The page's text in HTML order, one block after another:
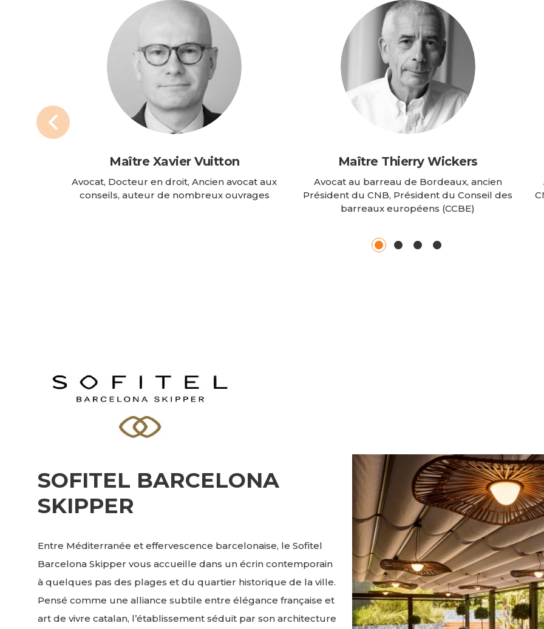
Maître Xavier Vuitton
Avocat, Docteur en droit, Ancien avocat aux
conseils, auteur de nombreux ouvrages
Maître Thierry Wickers
Avocat au barreau de Bordeaux, ancien
Président du CNB, Président du Conseil des
barreaux européens (CCBE)
SOFITEL BARCELONA
SKIPPER
Entre Méditerranée et effervescence barcelonaise, le Sofitel
Barcelona Skipper vous accueille dans un écrin contemporain
à quelques pas des plages et du quartier historique de la ville.
Pensé comme une alliance subtile entre élégance française et
art de vivre catalan, l’établissement séduit par son architecture